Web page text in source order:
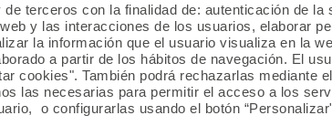
terceros con la finalidad de: autenticación de la
y las interacciones de los usuarios, elaborar
la información que el usuario visualiza en la
a partir de los hábitos de navegación. El
cookies". También podrá rechazarlas mediante
las necesarias para permitir el acceso a los
o configurarlas usando el botón